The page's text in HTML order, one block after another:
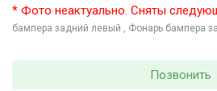
* Фото неактуально. Сняты
бампера задний левый , Фонарь бампера
Позвонить